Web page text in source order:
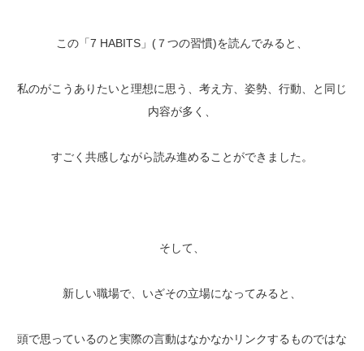
この「7 HABITS」(７つの習慣)を読んでみると、
私のがこうありたいと理想に思う、考え方、姿勢、行動、と同じ
内容が多く、
すごく共感しながら読み進めることができました。
そして、
新しい職場で、いざその立場になってみると、
頭で思っているのと実際の言動はなかなかリンクするものではな